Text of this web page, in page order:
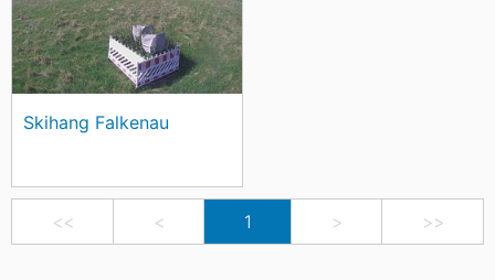
Skihang Falkenau
<< < 1 > >>